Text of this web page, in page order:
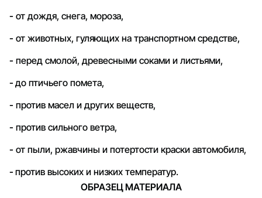
- от дождя, снега, мороза,
- от животных, гуляющих на транспортном средстве,
- перед смолой, древесными соками и листьями,
- до птичьего помета,
- против масел и других веществ,
- против сильного ветра,
- от пыли, ржавчины и потертости краски автомобиля,
- против высоких и низких температур.
ОБРАЗЕЦ МАТЕРИАЛА